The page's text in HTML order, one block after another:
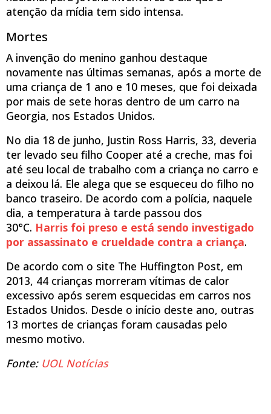
atenção da mídia tem sido intensa.
Mortes
A invenção do menino ganhou destaque
novamente nas últimas semanas, após a morte de
uma criança de 1 ano e 10 meses, que foi deixada
por mais de sete horas dentro de um carro na
Georgia, nos Estados Unidos.
No dia 18 de junho, Justin Ross Harris, 33, deveria
ter levado seu filho Cooper até a creche, mas foi
até seu local de trabalho com a criança no carro e
a deixou lá. Ele alega que se esqueceu do filho no
banco traseiro. De acordo com a polícia, naquele
dia, a temperatura à tarde passou dos
30°C. Harris foi preso e está sendo investigado
por assassinato e crueldade contra a criança.
De acordo com o site The Huffington Post, em
2013, 44 crianças morreram vítimas de calor
excessivo após serem esquecidas em carros nos
Estados Unidos. Desde o início deste ano, outras
13 mortes de crianças foram causadas pelo
mesmo motivo.
Fonte: UOL Notícias